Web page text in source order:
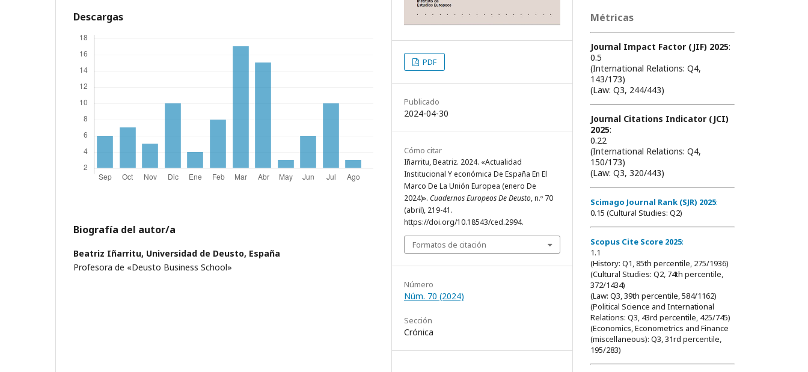
Descargas
Biografía del autor/a
Beatriz Iñarritu, Universidad de Deusto, España
Profesora de «Deusto Business School»
PDF
Publicado
2024-04-30
Cómo citar
Iñarritu, Beatriz. 2024. «Actualidad
Institucional Y económica De España En El
Marco De La Unión Europea (enero De
2024)». Cuadernos Europeos De Deusto, n.º 70
(abril), 219-41.
https://doi.org/10.18543/ced.2994.
Formatos de citación
Número
Núm. 70 (2024)
Sección
Crónica
Métricas
Journal Impact Factor (JIF) 2025:
0.5
(International Relations: Q4,
143/173)
(Law: Q3, 244/443)
Journal Citations Indicator (JCI)
2025:
0.22
(International Relations: Q4,
150/173)
(Law: Q3, 320/443)
Scimago Journal Rank (SJR) 2025:
0.15 (Cultural Studies: Q2)
Scopus Cite Score 2025:
1.1
(History: Q1, 85th percentile, 275/1936)
(Cultural Studies: Q2, 74th percentile,
372/1434)
(Law: Q3, 39th percentile, 584/1162)
(Political Science and International
Relations: Q3, 43rd percentile, 425/745)
(Economics, Econometrics and Finance
(miscellaneous): Q3, 31rd percentile,
195/283)